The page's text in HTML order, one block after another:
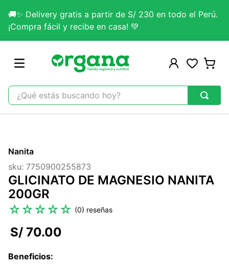
🚚✨ Delivery gratis a partir de S/ 230 en todo el Perú.
¡Compra fácil y recibe en casa! 💚
¿Qué estás buscando hoy?
2.
3.
colageno
4.
kefir
5 .
glicinato magnesio
8.
stevia
Nanita
sku: 7750900255873
GLICINATO DE MAGNESIO NANITA
200GR
☆☆☆☆☆ (0)
S/ 70.00
Beneficios: